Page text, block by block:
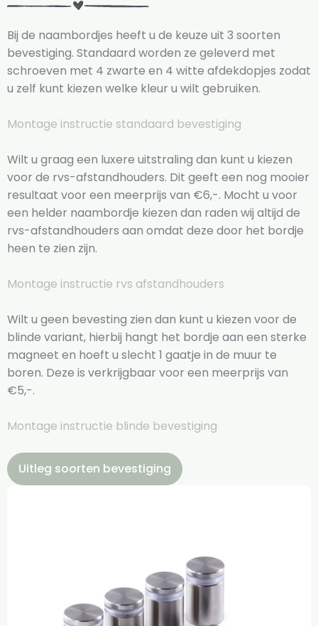
Bij de naambordjes heeft u de keuze uit 3 soorten
bevestiging. Standaard worden ze geleverd met
schroeven met 4 zwarte en 4 witte afdekdopjes zodat
u zelf kunt kiezen welke kleur u wilt gebruiken.
Montage instructie standaard bevestiging
Wilt u graag een luxere uitstraling dan kunt u kiezen
voor de rvs-afstandhouders. Dit geeft een nog mooier
resultaat voor een meerprijs van €6,-. Mocht u voor
een helder naambordje kiezen dan raden wij altijd de
rvs-afstandhouders aan omdat deze door het bordje
heen te zien zijn.
Montage instructie rvs afstandhouders
Wilt u geen bevesting zien dan kunt u kiezen voor de
blinde variant, hierbij hangt het bordje aan een sterke
magneet en hoeft u slecht 1 gaatje in de muur te
boren. Deze is verkrijgbaar voor een meerprijs van
€5,-.
Montage instructie blinde bevestiging
Uitleg soorten bevestiging